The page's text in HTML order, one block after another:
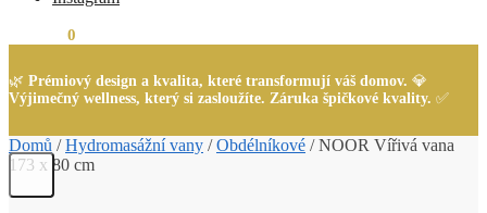
0
🌿 Prémiový design a kvalita, které transformují váš domov. 💎
Výjimečný wellness, který si zasloužíte. Záruka špičkové kvality. ✅
Domů /Hydromasážní vany /Obdélníkové /NOOR Vířivá vana
173 x 80 cm